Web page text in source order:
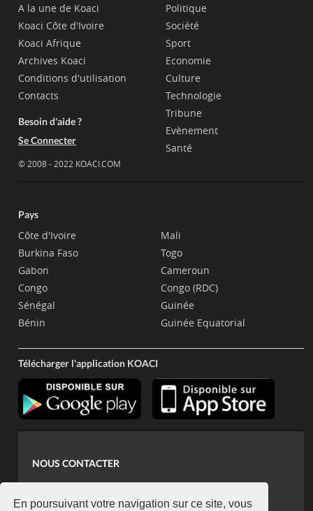
En poursuivant votre navigation sur ce site, vous
A la une de Koaci
Koaci Côte d'Ivoire
Koaci Afrique
Archives Koaci
Conditions d'utilisation
Contacts
Besoin d'aide ?
Se Connecter
© 2008 - 2022 KOACI.COM
Politique
Société
Sport
Economie
Culture
Technologie
Tribune
Evènement
Santé
Pays
Côte d'Ivoire
Burkina Faso
Gabon
Congo
Sénégal
Bénin
Mali
Togo
Cameroun
Congo (RDC)
Guinée
Guinée Equatorial
Télécharger l'application KOACI
NOUS CONTACTER
koaci@yahoo.fr